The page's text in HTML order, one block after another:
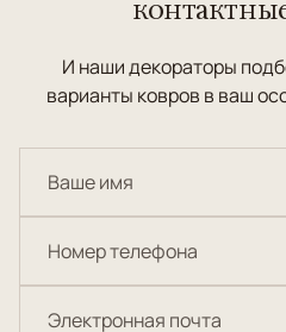
И наши декораторы
варианты ковров в ваш